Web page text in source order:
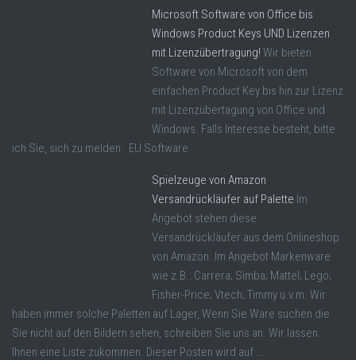
Microsoft Software von Office bis
Windows Product Keys UND Lizenzen
mit Lizenzübertragung! Wir bieten
Software von Microsoft von dem
einfachen Product Key bis hin zur Lizenz
mit Lizenzübertagung von Office und
Windows. Falls Interesse besteht, bitte
ich Sie, sich zu melden. EU Software.
Spielzeuge von Amazon
Versandrückläufer auf Palette Im
Angebot stehen diese
Versandrückläufer aus dem Onlineshop
von Amazon. Im Angebot Markenware
wie z.B.: Carrera; Simba; Mattel; Lego;
Fisher-Price; Vtech; Timmy u.v.m. Wir
haben immer solche Paletten auf Lager, Wenn Sie Ware suchen die
Sie nicht auf den Bildern sehen, schreiben Sie uns an. Wir lassen
Ihnen eine Liste zukommen. Dieser Posten wird auf ...